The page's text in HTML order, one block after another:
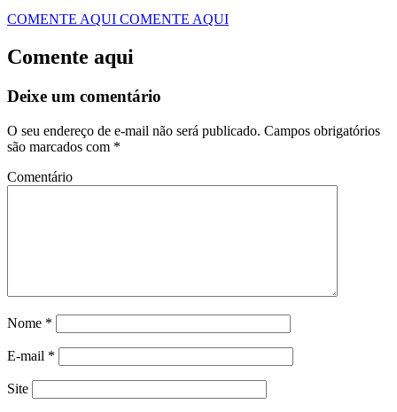
COMENTE AQUI COMENTE AQUI
Comente aqui
Deixe um comentário
O seu endereço de e-mail não será publicado. Campos obrigatórios
são marcados com *
Comentário
Nome *
E-mail *
Site